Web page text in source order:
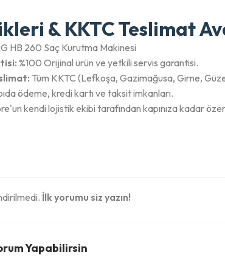
& KKTC Teslimat
HB 260 Saç Kurutma Makinesi
%100 Orijinal ürün ve yetkili servis garantisi.
Tüm KKTC (Lefkoşa, Gazimağusa, Girne,
ödeme, kredi kartı ve taksit imkanları.
kendi lojistik ekibi tarafından kapınıza kadar
İlk yorumu siz yazın!
Yapabilirsin